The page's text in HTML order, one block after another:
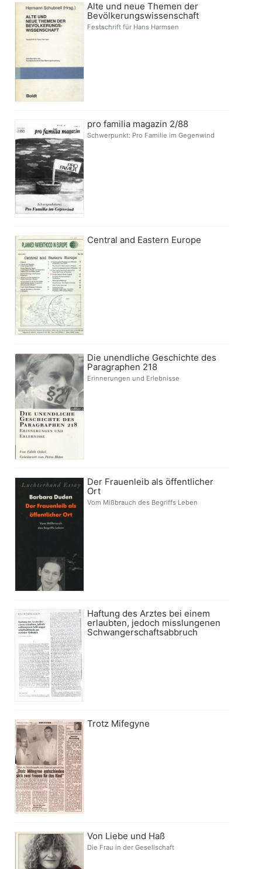
Alte und neue Themen der
Bevölkerungswissenschaft
Festschrift für Hans Harmsen
pro familia magazin 2/88
Schwerpunkt: Pro Familie im Gegenwind
Central and Eastern Europe
Die unendliche Geschichte des
Paragraphen 218
Erinnerungen und Erlebnisse
Der Frauenleib als öffentlicher
Ort
Vom Mißbrauch des Begriffs Leben
Haftung des Arztes bei einem
erlaubten, jedoch misslungenen
Schwangerschaftsabbruch
Trotz Mifegyne
Von Liebe und Haß
Die Frau in der Gesellschaft